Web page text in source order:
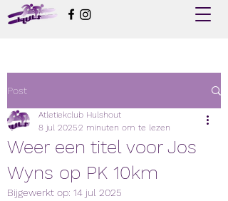
Post
Weer een titel voor Jos
Wyns op PK 10km
Atletiekclub Hulshout
8 jul 20252 minuten om te lezen
Bijgewerkt op: 14 jul 2025